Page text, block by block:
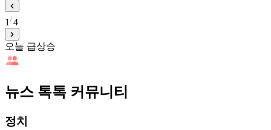
1 4
오늘 급상승
뉴스 톡톡 커뮤니티
정치